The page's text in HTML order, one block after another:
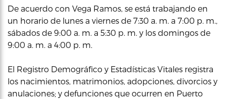
De acuerdo con Vega Ramos, se está trabajando en
un horario de lunes a viernes de 7:30 a. m. a 7:00 p. m.,
sábados de 9:00 a. m. a 5:30 p. m. y los domingos de
9:00 a. m. a 4:00 p. m.
El Registro Demográfico y Estadísticas Vitales registra
los nacimientos, matrimonios, adopciones, divorcios y
anulaciones; y defunciones que ocurren en Puerto